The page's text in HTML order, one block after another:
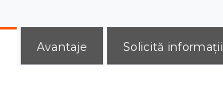
Avantaje Solicită informații